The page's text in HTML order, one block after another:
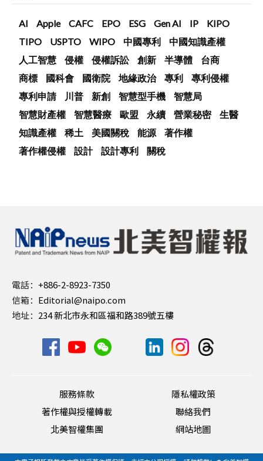
AI Apple CAFC EPO ESG Gen AI IP
KIPO
TIPO
USPTO WIPO 中國專利
中國知識產權
人工智慧
侵權 侵權訴訟 創新 半導體
台商
商標
國科會 國衛院 地緣政治 專利
專利侵權
專利申請
川普 新創 智慧型手機
智慧局
智慧財產權
智慧醫療 歐盟 永續 營業秘密
生醫
知識產權
稀土 美國關稅 能源
著作權
著作權侵權
設計 設計專利 關稅
電話： +886-2-8923-7350
信箱： Editorial@naipo.com
地址： 234 新北市永和區福和路389號五樓
服務條款
隱私權政策
著作權與授權轉載
聯絡我們
北美智權集團
網站地圖